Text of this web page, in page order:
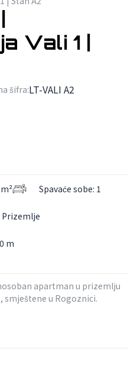
Vali 1 |
šifra:LT-VALI A2
Spavaće sobe: 1
Prizemlje
m
apartman u prizemlju
smještene u Rogoznici.
izvedbom u svakom